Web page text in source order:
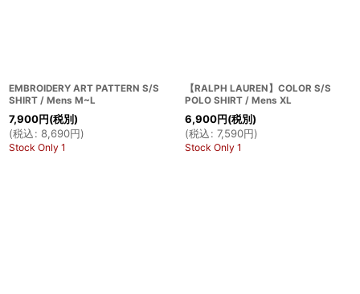
EMBROIDERY ART PATTERN S/S
SHIRT / Mens M~L
7,900円(税別)
(税込: 8,690円)
Stock Only 1
【RALPH LAUREN】COLOR S/S
POLO SHIRT / Mens XL
6,900円(税別)
(税込: 7,590円)
Stock Only 1